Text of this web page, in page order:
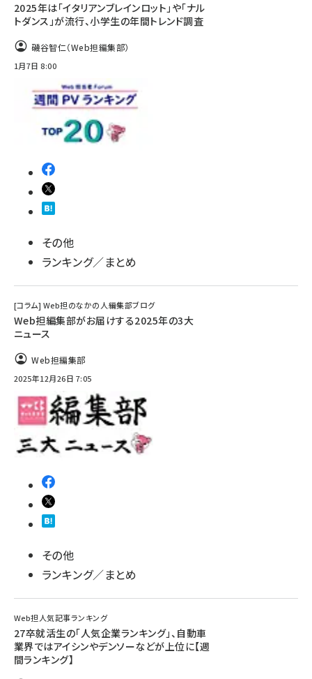
2025年は「イタリアンブレインロット」や「ナル
トダンス」が流行、小学生の年間トレンド調査
磯谷智仁（Web担編集部）
1月7日 8:00
その他
ランキング／まとめ
[コラム] Web担のなかの人――編集部ブログ
Web担編集部がお届けする2025年の3大
ニュース
Web担編集部
2025年12月26日 7:05
その他
ランキング／まとめ
Web担人気記事ランキング
27卒就活生の「人気企業ランキング」、自動車
業界ではアイシンやデンソーなどが上位に【週
間ランキング】